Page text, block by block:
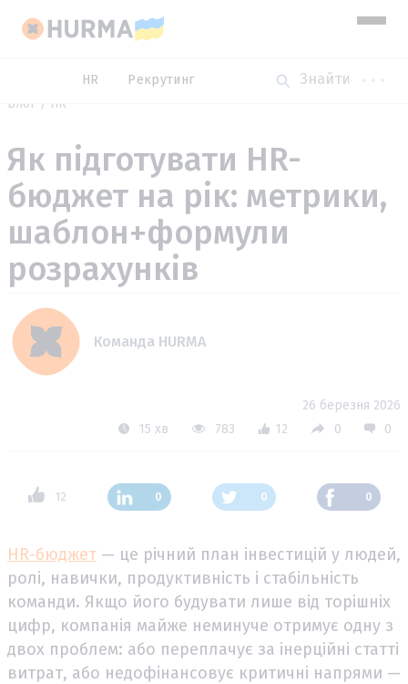
HR
Рекрутинг
Блог
HR
Як підготувати HR-
бюджет на рік: метрики,
шаблон+формули
розрахунків
Команда HURMA
26 березня 2026
15 хв
783 12 0 0
12 0 0 0
HR-бюджет — це річний план інвестицій у людей,
ролі, навички, продуктивність і стабільність
команди. Якщо його будувати лише від торішніх
цифр, компанія майже неминуче отримує одну з
двох проблем: або переплачує за інерційні статті
витрат, або недофінансовує критичні напрями —